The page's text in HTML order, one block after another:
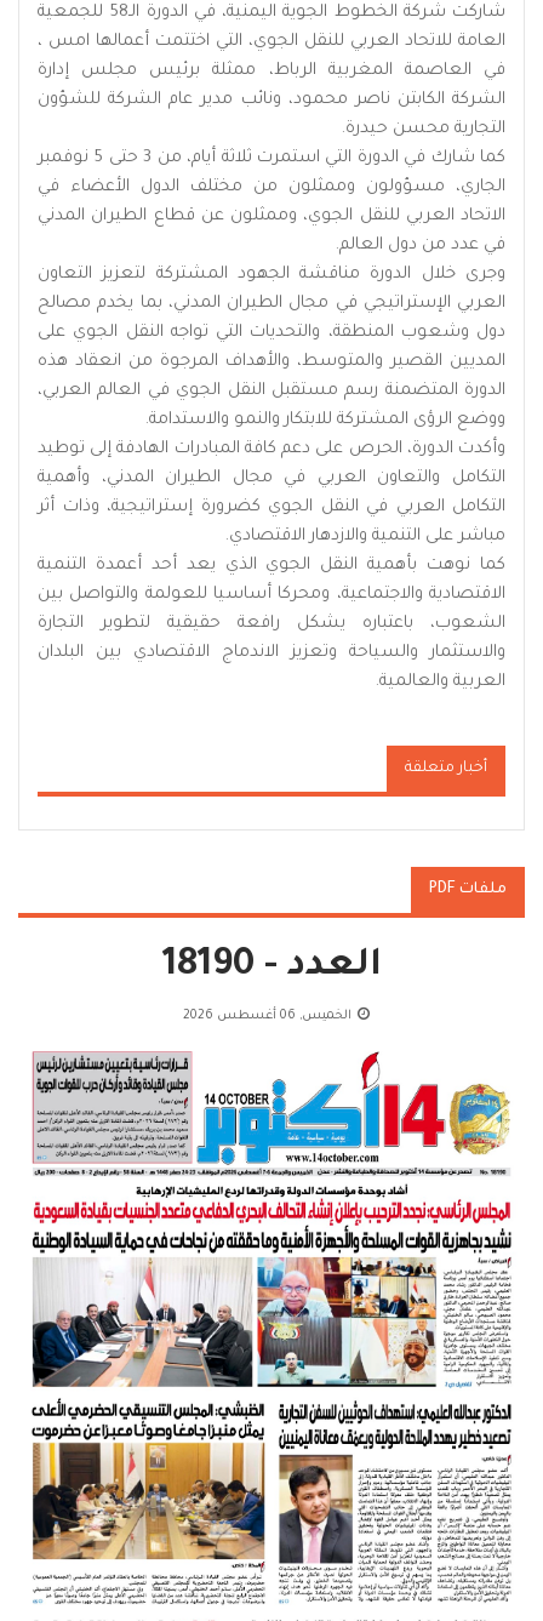
شاركت شركة الخطوط الجوية اليمنية، في الدورة الـ58 للجمعية
العامة للاتحاد العربي للنقل الجوي، التي اختتمت أعمالها امس ،
في العاصمة المغربية الرباط، ممثلة برئيس مجلس إدارة
الشركة الكابتن ناصر محمود، ونائب مدير عام الشركة للشؤون
التجارية محسن حيدرة.
كما شارك في الدورة التي استمرت ثلاثة أيام، من 3 حتى 5 نوفمبر
الجاري، مسؤولون وممثلون من مختلف الدول الأعضاء في
الاتحاد العربي للنقل الجوي، وممثلون عن قطاع الطيران المدني
في عدد من دول العالم.
وجرى خلال الدورة مناقشة الجهود المشتركة لتعزيز التعاون
العربي الإستراتيجي في مجال الطيران المدني، بما يخدم مصالح
دول وشعوب المنطقة، والتحديات التي تواجه النقل الجوي على
المديين القصير والمتوسط، والأهداف المرجوة من انعقاد هذه
الدورة المتضمنة رسم مستقبل النقل الجوي في العالم العربي،
ووضع الرؤى المشتركة للابتكار والنمو والاستدامة.
وأكدت الدورة، الحرص على دعم كافة المبادرات الهادفة إلى توطيد
التكامل والتعاون العربي في مجال الطيران المدني، وأهمية
التكامل العربي في النقل الجوي كضرورة إستراتيجية، وذات أثر
مباشر على التنمية والازدهار الاقتصادي.
كما نوهت بأهمية النقل الجوي الذي يعد أحد أعمدة التنمية
الاقتصادية والاجتماعية، ومحركا أساسيا للعولمة والتواصل بين
الشعوب، باعتباره يشكل رافعة حقيقية لتطوير التجارة
والاستثمار والسياحة وتعزيز الاندماج الاقتصادي بين البلدان
العربية والعالمية.
أخبار متعلقة
ملفات PDF
العدد - 18190
الخميس, 06 أغسطس 2026